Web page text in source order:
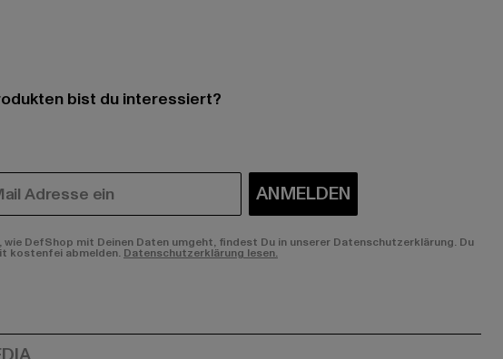
bist du interessiert?
ANMELDEN
DefShop mit Deinen Daten umgeht, findest Du in unserer Datenschutzerklärung. Du
kostenfei abmelden. Datenschutzerklärung lesen.